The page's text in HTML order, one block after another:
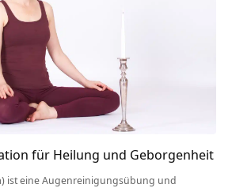
für Heilung und Geborgenheit
ist eine Augenreinigungsübung und